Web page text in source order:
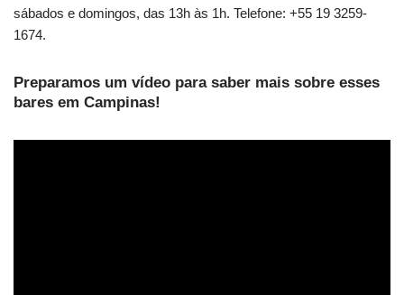
sábados e domingos, das 13h às 1h. Telefone: +55 19 3259-
1674.
Preparamos um vídeo para saber mais sobre esses
bares em Campinas!